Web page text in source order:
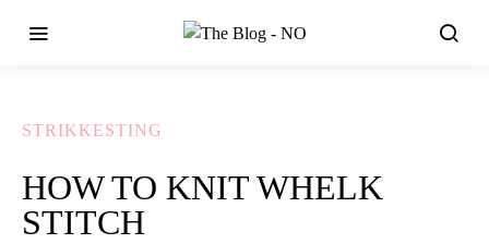
STRIKKESTING
HOW TO KNIT WHELK
STITCH